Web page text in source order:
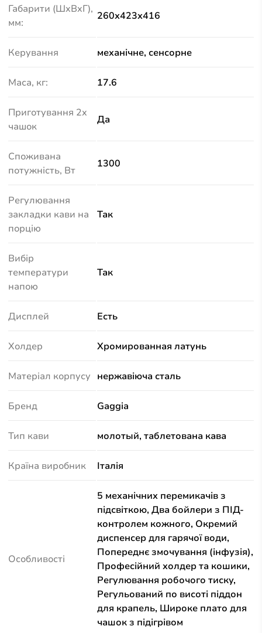
Габарити (ШхВхГ),
мм:
260х423х416
Керування механічне, сенсорне
Маса, кг: 17.6
Приготування 2х
чашок
Да
Споживана
потужність, Вт
1300
Регулювання
закладки кави на
порцію
Так
Вибір
температури
напою
Так
Дисплей Есть
Холдер Хромированная латунь
Матеріал корпусу нержавіюча сталь
Бренд Gaggia
Тип кави молотый, таблетована кава
Країна виробник Італія
Особливості
5 механічних перемикачів з
підсвіткою, Два бойлери з ПІД-
контролем кожного, Окремий
диспенсер для гарячої води,
Попереднє змочування (інфузія),
Професійний холдер та кошики,
Регулювання робочого тиску,
Регульований по висоті піддон
для крапель, Широке плато для
чашок з підігрівом